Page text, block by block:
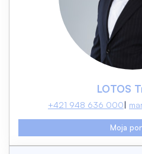
LOTOS
+421 948 636 000
Moja